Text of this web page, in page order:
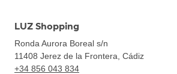
LUZ Shopping
Ronda Aurora Boreal s/n
11408 Jerez de la Frontera, Cádiz
+34 856 043 834